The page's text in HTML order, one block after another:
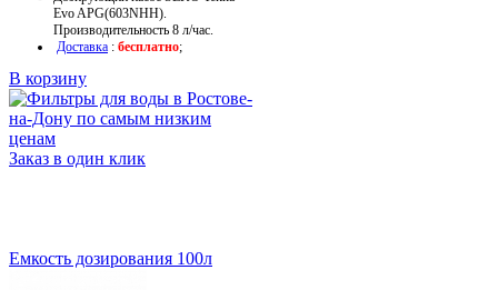
Evo APG(603NHH).
Производительность 8 л/час.
Доставка : бесплатно;
В корзину
Заказ в один клик
Емкость дозирования 100л